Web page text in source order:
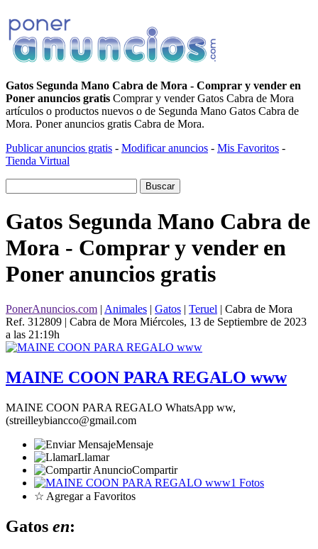
Gatos Segunda Mano Cabra de Mora - Comprar y vender en
Poner anuncios gratis Comprar y vender Gatos Cabra de Mora
artículos o productos nuevos o de Segunda Mano Gatos Cabra de
Mora. Poner anuncios gratis Cabra de Mora.
Publicar anuncios gratis - Modificar anuncios - Mis Favoritos -
Tienda Virtual
Gatos Segunda Mano Cabra de
Mora - Comprar y vender en
Poner anuncios gratis
PonerAnuncios.com | Animales | Gatos | Teruel | Cabra de Mora
Ref. 312809 | Cabra de Mora Miércoles, 13 de Septiembre de 2023
a las 21:19h
MAINE COON PARA REGALO www
MAINE COON PARA REGALO WhatsApp ww,
(streilleybiancco@gmail.com
Mensaje
Llamar
Compartir
1 Fotos
☆ Agregar a Favoritos
Gatos en: